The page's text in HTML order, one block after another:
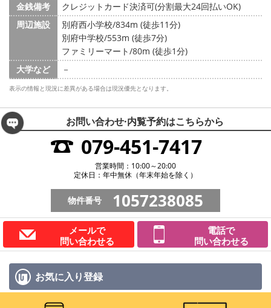
金銭備考
クレジットカード決済可(分割最大24回払いOK)
周辺施設
別府西小学校/834m (徒歩11分)
別府中学校/553m (徒歩7分)
ファミリーマート/80m (徒歩1分)
大学など
－
表示の情報と現況に差異がある場合は現況優先となります。
お問い合わせ·内覧予約はこちらから
079-451-7417
営業時間：10:00～20:00
定休日：年中無休（年末年始を除く）
物件番号 1057238085
メールで
問い合わせる
電話で
問い合わせる
お気に入り登録